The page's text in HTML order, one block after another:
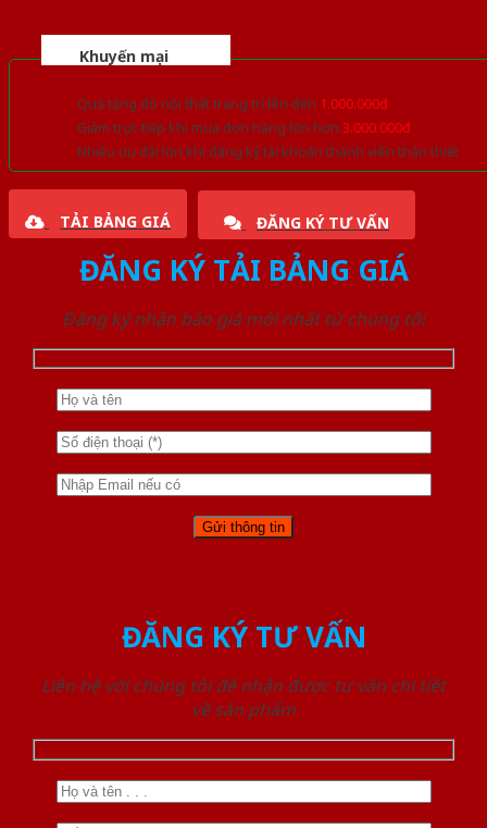
Khuyến mại
Quà tặng đồ nội thất trang trí lên đến 1.000.000đ
Giảm trực tiếp khi mua đơn hàng lớn hơn 3.000.000đ
Nhiều ưu đãi lớn khi đăng ký tài khoản thành viên thân thiết
TẢI BẢNG GIÁ ĐĂNG KÝ TƯ VẤN
ĐĂNG KÝ TẢI BẢNG GIÁ
Đăng ký nhận báo giá mới nhất từ chúng tôi
ĐĂNG KÝ TƯ VẤN
Liên hệ với chúng tôi để nhận được tư vấn chi tiết
về sản phẩm